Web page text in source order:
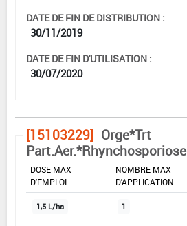
DATE DE FIN DE DISTRIBUTION :
30/11/2019
DATE DE FIN D'UTILISATION :
30/07/2020
[15103229] Orge*Trt
Part.Aer.*Rhynchosporiose
DOSE MAX
D'EMPLOI
NOMBRE MAX
D'APPLICATION
1,5 L/ha 1